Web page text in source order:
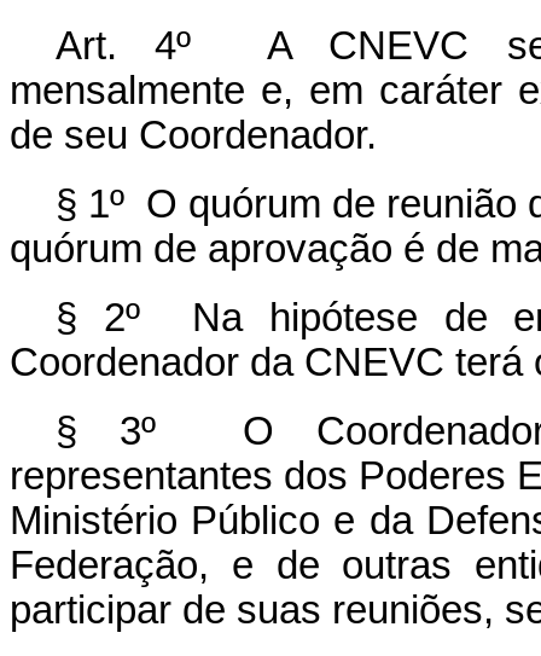
Art. 4º A CNEVC se
mensalmente e, em caráter
de seu Coordenador.
§ 1º O quórum de reunião
quórum de aprovação é de
§ 2º Na hipótese de
Coordenador da CNEVC terá
§ 3º O
representantes dos Poderes
Ministério Público e da
Federação, e de outras
participar de suas reuniões,